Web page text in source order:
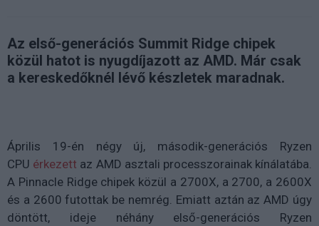
Az első-generációs Summit Ridge chipek
közül hatot is nyugdíjazott az AMD. Már csak
a kereskedőknél lévő készletek maradnak.
Április 19-én négy új, második-generációs Ryzen
CPU érkezett az AMD asztali processzorainak kínálatába.
A Pinnacle Ridge chipek közül a 2700X, a 2700, a 2600X
és a 2600 futottak be nemrég. Emiatt aztán az AMD úgy
döntött, ideje néhány első-generációs Ryzen